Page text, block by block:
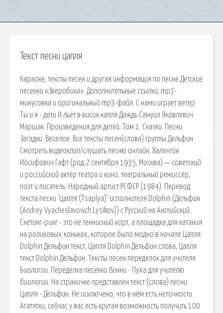
Текст песни цапля
Караоке, тексты песен и другая информация по песне Детские
песенки «Зверобика». Дополнительные ссылки, mp3-
минусовка и оригинальный mp3-файл. С нами играет ветер
Ты и я - дети И льёт в висок капля Дождь Самуил Яковлевич
Маршак. Произведения для детей. Том 1. Сказки. Песни.
Загадки. Веселое. Все тексты песен(слова) группы Дельфин
Смотреть видеоклип/слушать песню онлайн. Валенти́н
Ио́сифович Гафт (род.2 сентября 1935, Москва) — советский
и российский актёр театра и кино, театральный режиссёр,
поэт и писатель. Народный артист РСФСР (1984). Перевод
текста песни 'Цапля (Tsaplya)' исполнителя Dolphin (Дельфин
(Andrey Vyacheslavovich Lysikov)) с Русский на Английский.
Скетинг-ринг - это не теннисный корт, а площадка для катания
на роликовых коньках, которое было модно в начале Цапля
Dolphin Дельфин текст, Цапля Dolphin Дельфин слова, Цапля
текст Dolphin Дельфин. Тексты песен переделок для учителя
Биологии. Переделка песенки Винни - Пуха для учителю
биологии. На страничке представлен текст (слова) песни
Цапля - Дельфин. Не исключено, что в нём есть неточности.
Агатятки, сейчас у вас есть крутая возможность получить 100